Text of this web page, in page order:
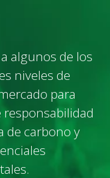
algunos de los
niveles de
para
de carbono y